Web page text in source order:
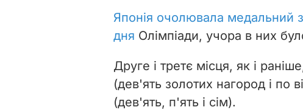
Японія очолювала медальний
дня Олімпіади, учора в них
Друге і третє місця, як і
(дев'ять золотих нагород і по
(дев'ять, п'ять і сім).